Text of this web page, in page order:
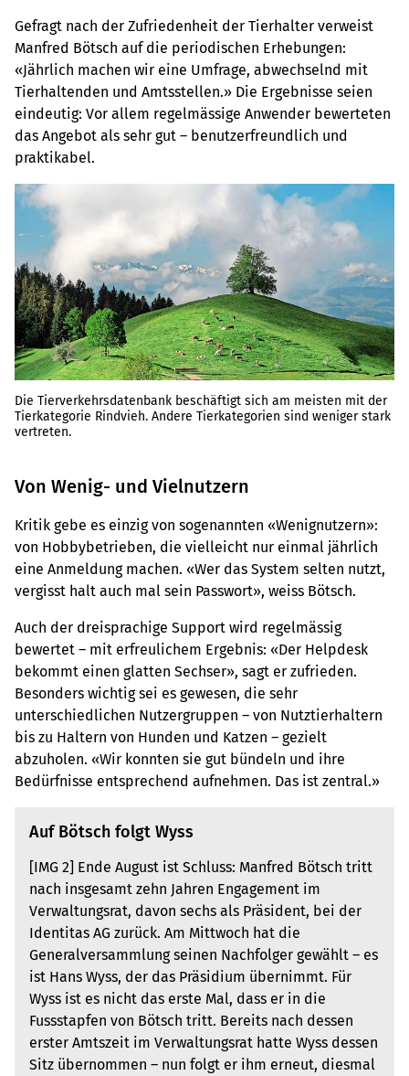
Gefragt nach der Zufriedenheit der Tierhalter verweist
Manfred Bötsch auf die periodischen Erhebungen:
«Jährlich machen wir eine Umfrage, abwechselnd mit
Tierhaltenden und Amtsstellen.» Die Ergebnisse seien
eindeutig: Vor allem regelmässige Anwender bewerteten
das Angebot als sehr gut – benutzerfreundlich und
praktikabel.
Die Tierverkehrsdatenbank beschäftigt sich am meisten mit der
Tierkategorie Rindvieh. Andere Tierkategorien sind weniger stark
vertreten.
Von Wenig- und Vielnutzern
Kritik gebe es einzig von sogenannten «Wenignutzern»:
von Hobbybetrieben, die vielleicht nur einmal jährlich
eine Anmeldung machen. «Wer das System selten nutzt,
vergisst halt auch mal sein Passwort», weiss Bötsch.
Auch der dreisprachige Support wird regelmässig
bewertet – mit erfreulichem Ergebnis: «Der Helpdesk
bekommt einen glatten Sechser», sagt er zufrieden.
Besonders wichtig sei es gewesen, die sehr
unterschiedlichen Nutzergruppen – von Nutztierhaltern
bis zu Haltern von Hunden und Katzen – gezielt
abzuholen. «Wir konnten sie gut bündeln und ihre
Bedürfnisse entsprechend aufnehmen. Das ist zentral.»
Auf Bötsch folgt Wyss
[IMG 2] Ende August ist Schluss: Manfred Bötsch tritt
nach insgesamt zehn Jahren Engagement im
Verwaltungsrat, davon sechs als Präsident, bei der
Identitas AG zurück. Am Mittwoch hat die
Generalversammlung seinen Nachfolger gewählt – es
ist Hans Wyss, der das Präsidium übernimmt. Für
Wyss ist es nicht das erste Mal, dass er in die
Fussstapfen von Bötsch tritt. Bereits nach dessen
erster Amtszeit im Verwaltungsrat hatte Wyss dessen
Sitz übernommen – nun folgt er ihm erneut, diesmal